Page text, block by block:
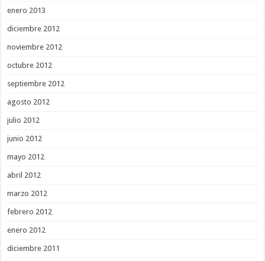
enero 2013
diciembre 2012
noviembre 2012
octubre 2012
septiembre 2012
agosto 2012
julio 2012
junio 2012
mayo 2012
abril 2012
marzo 2012
febrero 2012
enero 2012
diciembre 2011